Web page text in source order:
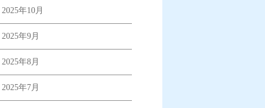
2025年10月
2025年9月
2025年8月
2025年7月